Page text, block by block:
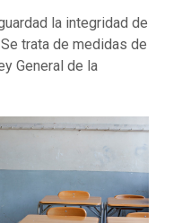
la integridad de
trata de medidas de
General de la